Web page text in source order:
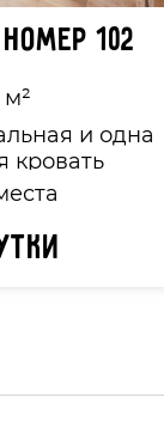
102
и одна
кровать